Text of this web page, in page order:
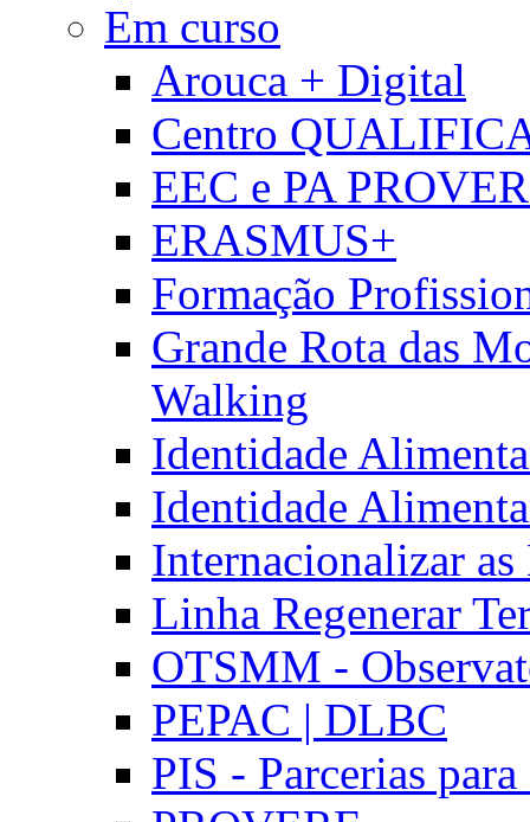
Em curso
Arouca + Digital
Centro
EEC e PA
ERASMUS+
Formação
Grande Rota das
Walking
Identidade
Identidade
Internacionalizar
Linha Regenerar
OTSMM -
PEPAC | DLBC
PIS - Parcerias